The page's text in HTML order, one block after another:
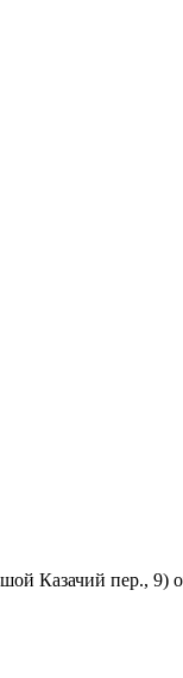
Казачий пер., 9)